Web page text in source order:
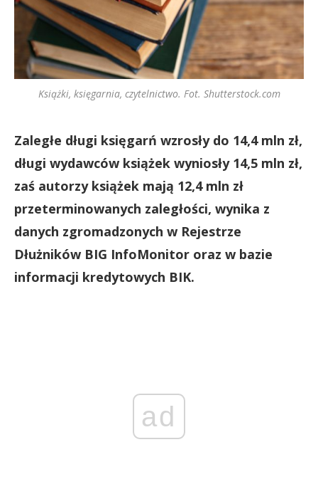
Książki, księgarnia, czytelnictwo. Fot. Shutterstock.com
Zaległe długi księgarń wzrosły do 14,4 mln zł,
długi wydawców książek wyniosły 14,5 mln zł,
zaś autorzy książek mają 12,4 mln zł
przeterminowanych zaległości, wynika z
danych zgromadzonych w Rejestrze
Dłużników BIG InfoMonitor oraz w bazie
informacji kredytowych BIK.
ad